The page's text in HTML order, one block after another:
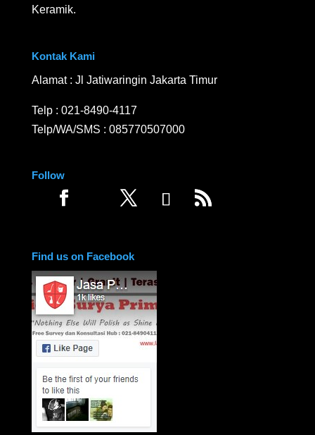
Keramik.
Kontak Kami
Alamat : Jl Jatiwaringin Jakarta Timur
Telp : 021-8490-4117
Telp/WA/SMS : 085770507000
Follow
Find us on Facebook